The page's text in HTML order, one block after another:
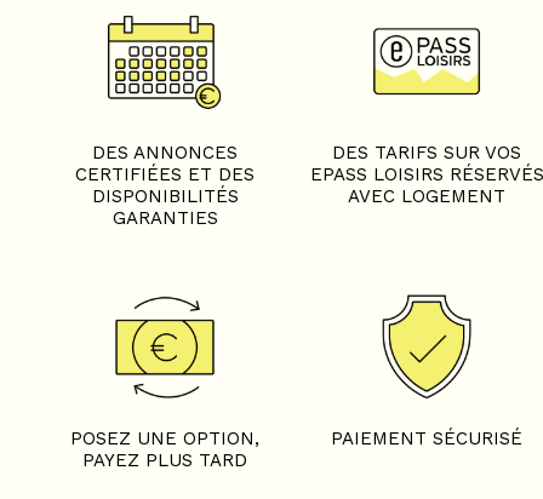
DES ANNONCES
CERTIFIÉES ET DES
DISPONIBILITÉS
GARANTIES
DES TARIFS SUR VOS
EPASS LOISIRS RÉSERVÉS
AVEC LOGEMENT
POSEZ UNE OPTION,
PAYEZ PLUS TARD
PAIEMENT SÉCURISÉ